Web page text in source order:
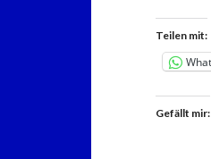
Teilen mit:
Gefällt mir: